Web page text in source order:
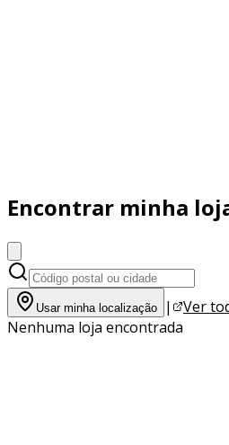
Encontrar minha
Usar minha localização |
Ver
Nenhuma loja encontrada